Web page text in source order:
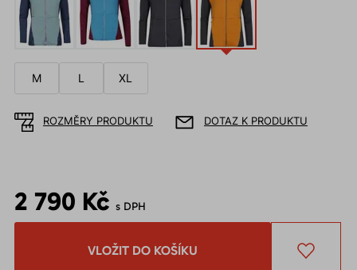
M L XL
ROZMĚRY PRODUKTU DOTAZ K PRODUKTU
2 790 Kč s DPH
VLOŽIT DO KOŠÍKU